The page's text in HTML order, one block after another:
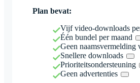
Plan bevat:
Vijf video-downloads
Één bundel per maand
Geen naamsvermelding
Snellere downloads
Prioriteitsondersteuning
Geen advertenties